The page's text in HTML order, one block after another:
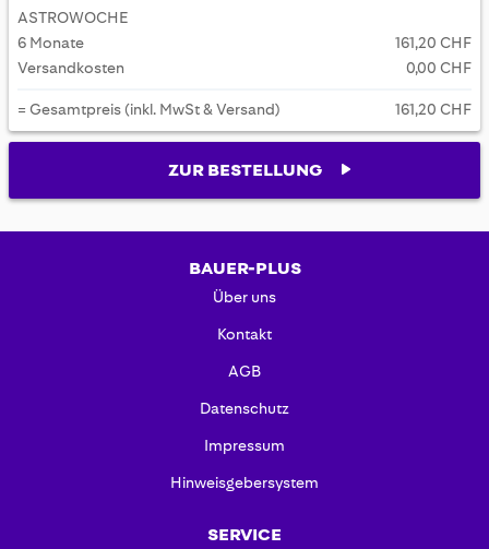
ASTROWOCHE
6 Monate
161,20 CHF
Versandkosten
0,00 CHF
= Gesamtpreis (inkl. MwSt & Versand) 161,20 CHF
ZUR BESTELLUNG
BAUER-PLUS
Über uns
Kontakt
AGB
Datenschutz
Impressum
Hinweisgebersystem
SERVICE